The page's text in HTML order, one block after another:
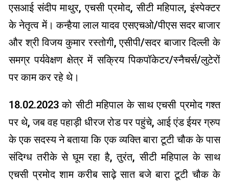
एसआई संदीप माथुर, एचसी प्रमोद, सीटी महिपाल, इंस्पेक्टर
के नेतृत्व में। कन्हैया लाल यादव एसएचओ/पीएस सदर बाजार
और श्री विजय कुमार रस्तोगी, एसीपी/सदर बाजार दिल्ली के
समग्र पर्यवेक्षण क्षेत्र में सक्रिय पिकपॉकेटर/स्नैचर्स/लुटेरों
पर काम कर रहे थे।
18.02.2023 को सीटी महिपाल के साथ एचसी प्रमोद गश्त
पर थे, जब वह पहाड़ी धीरज रोड पर पहुंचे, आई एंड ईयर ग्रुप
के एक सदस्य ने बताया कि एक व्यक्ति बारा टूटी चौक के पास
संदिग्ध तरीके से घूम रहा है, तुरंत, सीटी महिपाल के साथ
एचसी प्रमोद शाम करीब साढ़े सात बजे बारा टूटी चौक के